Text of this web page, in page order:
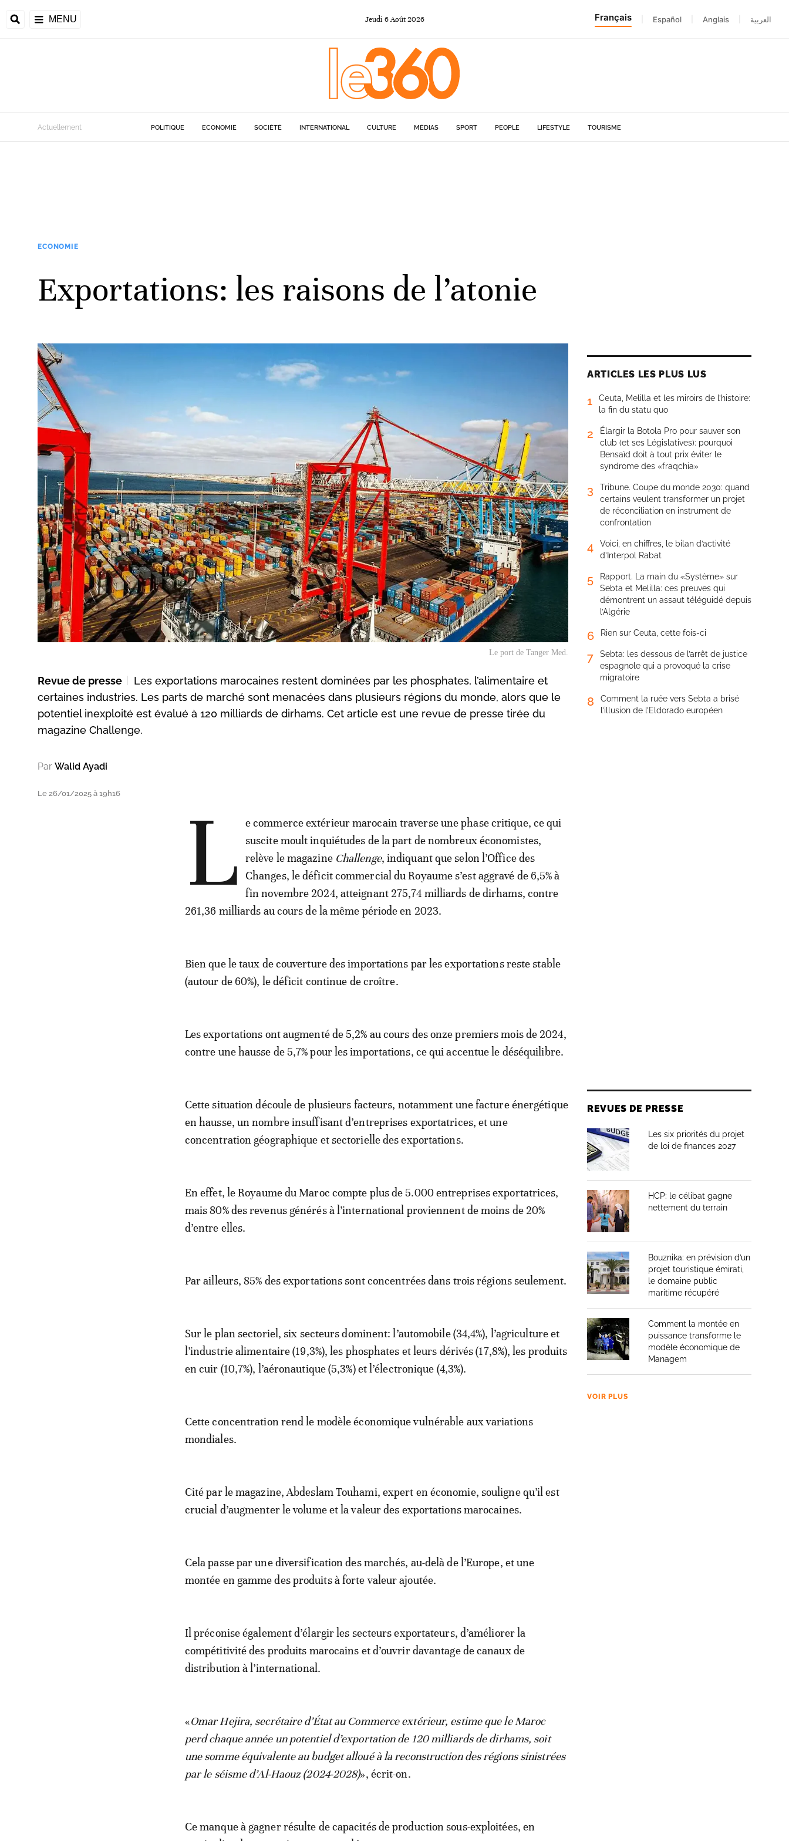
MENU Jeudi 6Août 2026 Français Español Anglais العربية
Actuellement POLITIQUE ECONOMIE SOCIÉTÉ INTERNATIONAL CULTURE MÉDIAS SPORT PEOPLE LIFESTYLE TOURISME
ECONOMIE
Exportations: les raisons de l’atonie
Le port de Tanger Med.
Revue de presse
Les exportations marocaines restent dominées par les phosphates, l’alimentaire et
certaines industries. Les parts de marché sont menacées dans plusieurs régions du monde, alors que le
potentiel inexploité est évalué à 120 milliards de dirhams. Cet article est une revue de presse tirée du
magazine Challenge.
Par Walid Ayadi
Le 26/01/2025 à 19h16 L
e commerce extérieur marocain traverse une phase critique, ce qui
suscite moult inquiétudes de la part de nombreux économistes,
relève le magazine Challenge, indiquant que selon l’Office des
Changes, le déficit commercial du Royaume s’est aggravé de 6,5% à
fin novembre 2024, atteignant 275,74 milliards de dirhams, contre
261,36 milliards au cours de la même période en 2023.
Bien que le taux de couverture des importations par les exportations reste stable
(autour de 60%), le déficit continue de croître.
Les exportations ont augmenté de 5,2% au cours des onze premiers mois de 2024,
contre une hausse de 5,7% pour les importations, ce qui accentue le déséquilibre.
Cette situation découle de plusieurs facteurs, notamment une facture énergétique
en hausse, un nombre insuffisant d’entreprises exportatrices, et une
concentration géographique et sectorielle des exportations.
En effet, le Royaume du Maroc compte plus de 5.000 entreprises exportatrices,
mais 80% des revenus générés à l’international proviennent de moins de 20%
d’entre elles.
Par ailleurs, 85% des exportations sont concentrées dans trois régions seulement.
Sur le plan sectoriel, six secteurs dominent: l’automobile (34,4%), l’agriculture et
l’industrie alimentaire (19,3%), les phosphates et leurs dérivés (17,8%), les produits
en cuir (10,7%), l’aéronautique (5,3%) et l’électronique (4,3%).
Cette concentration rend le modèle économique vulnérable aux variations
mondiales.
Cité par le magazine, Abdeslam Touhami, expert en économie, souligne qu’il est
crucial d’augmenter le volume et la valeur des exportations marocaines.
Cela passe par une diversification des marchés, au-delà de l’Europe, et une
montée en gamme des produits à forte valeur ajoutée.
Il préconise également d’élargir les secteurs exportateurs, d’améliorer la
compétitivité des produits marocains et d’ouvrir davantage de canaux de
distribution à l’international.
«Omar Hejira, secrétaire d’État au Commerce extérieur, estime que le Maroc
perd chaque année un potentiel d’exportation de 120 milliards de dirhams, soit
une somme équivalente au budget alloué à la reconstruction des régions sinistrées
par le séisme d’Al-Haouz (2024-2028)», écrit-on.
Ce manque à gagner résulte de capacités de production sous-exploitées, en
ARTICLES LES PLUS LUS
1
Ceuta, Melilla et les miroirs de l’histoire:
la fin du statu quo
2
Élargir la Botola Pro pour sauver son
club (et ses Législatives): pourquoi
Bensaïd doit à tout prix éviter le
syndrome des «fraqchia»
3
Tribune. Coupe du monde 2030: quand
certains veulent transformer un projet
de réconciliation en instrument de
confrontation
4
Voici, en chiffres, le bilan d’activité
d’Interpol Rabat
5
Rapport. La main du «Système» sur
Sebta et Melilla: ces preuves qui
démontrent un assaut téléguidé depuis
l’Algérie
6 Rien sur Ceuta, cette fois-ci
7
Sebta: les dessous de l’arrêt de justice
espagnole qui a provoqué la crise
migratoire
8
Comment la ruée vers Sebta a brisé
l’illusion de l’Eldorado européen
REVUES DE PRESSE
Les six priorités du projet
de loi de finances 2027
HCP: le célibat gagne
nettement du terrain
Bouznika: en prévision d’un
projet touristique émirati,
le domaine public
maritime récupéré
Comment la montée en
puissance transforme le
modèle économique de
Managem
VOIR PLUS